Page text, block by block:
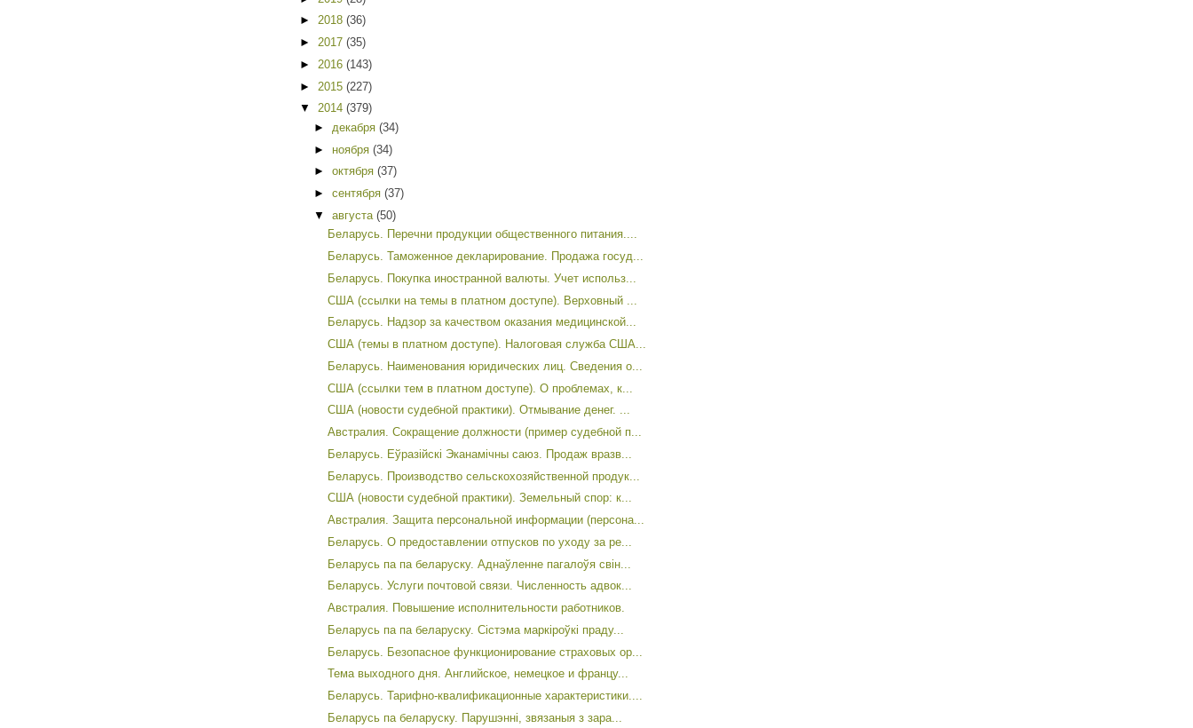
► 2018 (36)
► 2017 (35)
► 2016 (143)
► 2015 (227)
▼ 2014 (379)
► декабря (34)
► ноября (34)
► октября (37)
► сентября (37)
▼ августа (50)
Беларусь. Перечни продукции общественного питания....
Беларусь. Таможенное декларирование. Продажа госуд...
Беларусь. Покупка иностранной валюты. Учет использ...
США (ссылки на темы в платном доступе). Верховный ...
Беларусь. Надзор за качеством оказания медицинской...
США (темы в платном доступе). Налоговая служба США...
Беларусь. Наименования юридических лиц. Сведения о...
США (ссылки тем в платном доступе). О проблемах, к...
США (новости судебной практики). Отмывание денег. ...
Австралия. Сокращение должности (пример судебной п...
Беларусь. Еўразійскі Эканамічны саюз. Продаж вразв...
Беларусь. Производство сельскохозяйственной продук...
США (новости судебной практики). Земельный спор: к...
Австралия. Защита персональной информации (персона...
Беларусь. О предоставлении отпусков по уходу за ре...
Беларусь па па беларуску. Аднаўленне пагалоўя свін...
Беларусь. Услуги почтовой связи. Численность адвок...
Австралия. Повышение исполнительности работников.
Беларусь па па беларуску. Сістэма маркіроўкі праду...
Беларусь. Безопасное функционирование страховых ор...
Тема выходного дня. Английское, немецкое и францу...
Беларусь. Тарифно-квалификационные характеристики....
Беларусь па беларуску. Парушэнні, звязаныя з зара...